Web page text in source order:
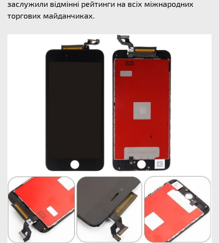
заслужили відмінні рейтинги на всіх міжнародних
торгових майданчиках.